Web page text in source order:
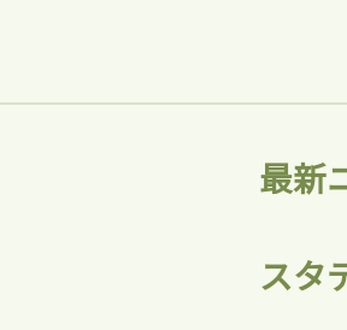
最新
スタ